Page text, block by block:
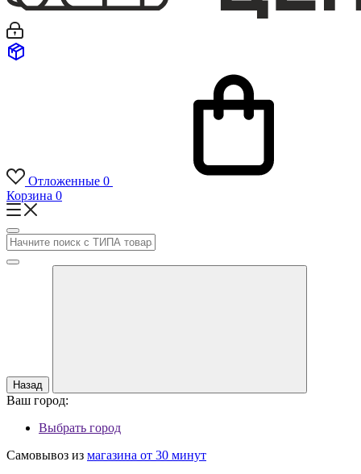
Отложенные 0
Корзина 0
Назад
Ваш город:
Выбрать город
Самовывоз из магазина от 30 минут